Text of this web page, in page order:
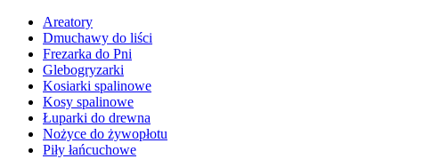
Areatory
Dmuchawy do liści
Frezarka do Pni
Glebogryzarki
Kosiarki spalinowe
Kosy spalinowe
Łuparki do drewna
Nożyce do żywopłotu
Piły łańcuchowe